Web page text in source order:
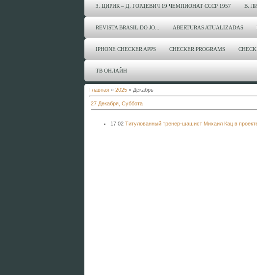
З. ЦИРИК – Д. ГОРДЕВИЧ 19 ЧЕМПИОНАТ СССР 1957 В.
REVISTA BRASIL DO JO... ABERTURAS ATUALIZADAS
IPHONE CHECKER APPS CHECKER PROGRAMS
ТВ ОНЛАЙН
Главная » 2025 » Декабрь
27 Декабря, Суббота
17:02 Титулованный тренер-шашист Михаил Кац в